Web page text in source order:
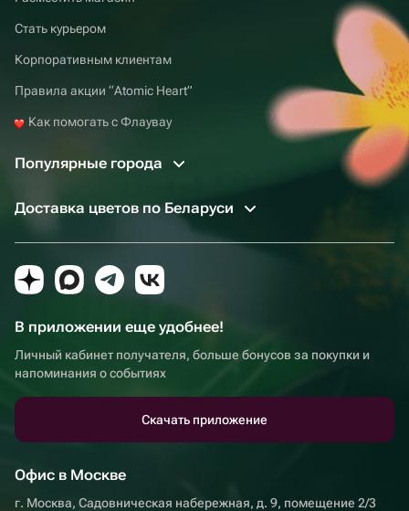
Стать курьером
Корпоративным клиентам
Правила акции “Atomic Heart”
Как помогать с Флаувау
Популярные города
Доставка цветов по Беларуси
В приложении еще удобнее!
Личный кабинет получателя, больше бонусов за покупки и
напоминания о событиях
Скачать приложение
Офис в Москве
г. Москва, Садовническая набережная, д. 9, помещение 2/3